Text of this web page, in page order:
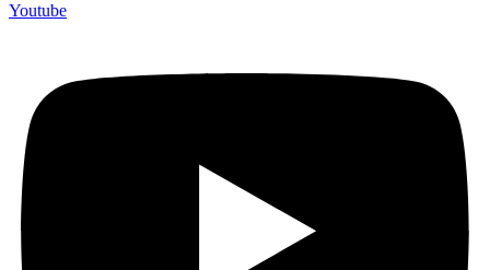
Youtube